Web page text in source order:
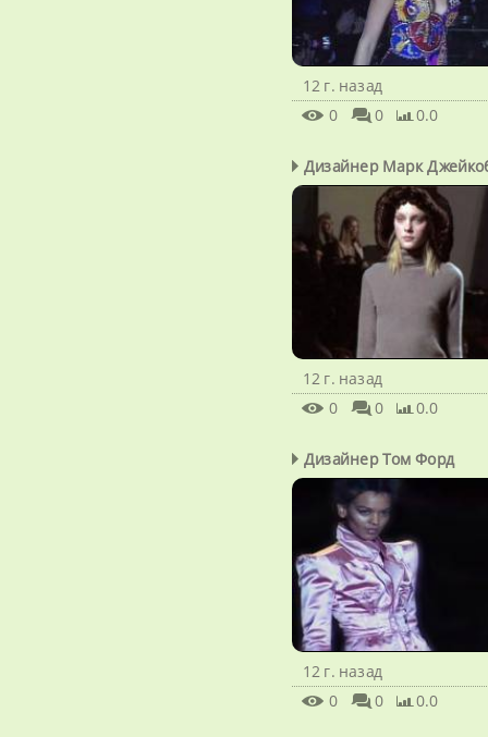
12 г. назад
0
0 0.0
Дизайнер Марк
12 г. назад
0
0 0.0
Дизайнер Том Форд
12 г. назад
0
0 0.0